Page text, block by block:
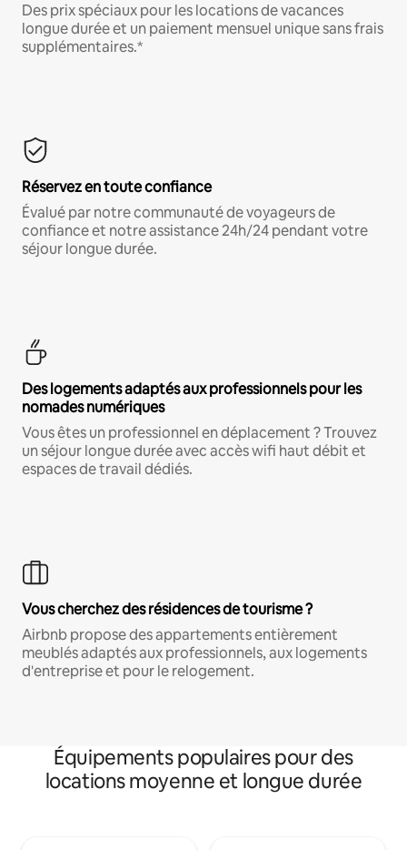
Des prix spéciaux pour les locations de vacances
longue durée et un paiement mensuel unique sans frais
supplémentaires.*
Réservez en toute confiance
Évalué par notre communauté de voyageurs de
confiance et notre assistance 24h/24 pendant votre
séjour longue durée.
Des logements adaptés aux professionnels pour les
nomades numériques
Vous êtes un professionnel en déplacement ? Trouvez
un séjour longue durée avec accès wifi haut débit et
espaces de travail dédiés.
Vous cherchez des résidences de tourisme ?
Airbnb propose des appartements entièrement
meublés adaptés aux professionnels, aux logements
d'entreprise et pour le relogement.
Équipements populaires pour des
locations moyenne et longue durée